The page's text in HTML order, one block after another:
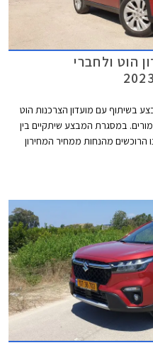
הוט ולחברי
בשיתוף עם מועדון הצרכנות הוט
במסגרת המבצע שיתקיים בין
15.01.2023 - 17.02.2023 ייהנו הרוכשים מהנחות ממחיר המחירון
תנועה, עם אופציה לחבילת